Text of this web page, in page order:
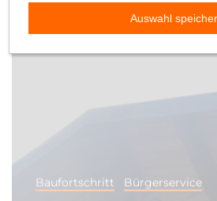
Baufortschritt Bürgerservice